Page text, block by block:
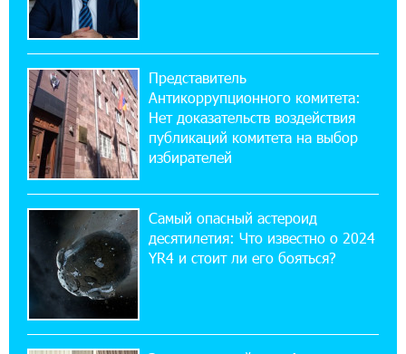
значит сам Геноцид?
17:16:14 30-07-2026
ВТБ (Армения): вклад «Стабильный» — до
10% годовых и оформление в мобильном
приложении
17:03:49 30-07-2026
Платформа Rate.Trading на Seaside Startup
14:44:13 29-07-2026
Состоялось открытие Khachaturian Rooftop
при поддержке IDBank
Представитель
Антикоррупционного комитета:
Нет доказательств воздействия
публикаций комитета на выбор
избирателей
Самый опасный астероид
десятилетия: Что известно о 2024
YR4 и стоит ли его бояться?